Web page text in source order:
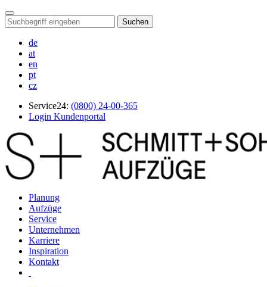
Suchen
de
at
en
pt
cz
Service24: (0800) 24-00-365
Login Kundenportal
Planung
Aufzüge
Service
Unternehmen
Karriere
Inspiration
Kontakt